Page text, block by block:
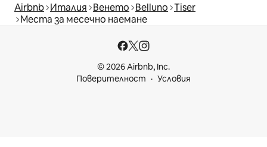
Airbnb Италия Венето Belluno Tiser
Места за месечно наемане
© 2026 Airbnb, Inc.
Поверителност
Условия